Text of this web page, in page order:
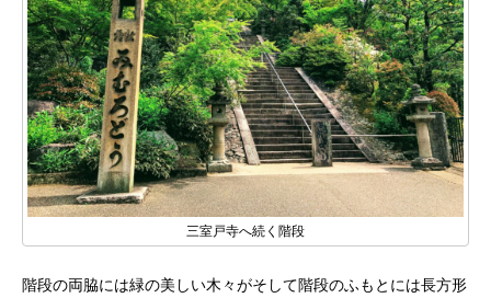
三室戸寺へ続く階段
階段の両脇には緑の美しい木々がそして階段のふもとには長方形